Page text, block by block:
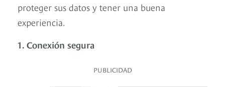
proteger sus datos y tener una buena
experiencia.
1. Conexión segura
PUBLICIDAD